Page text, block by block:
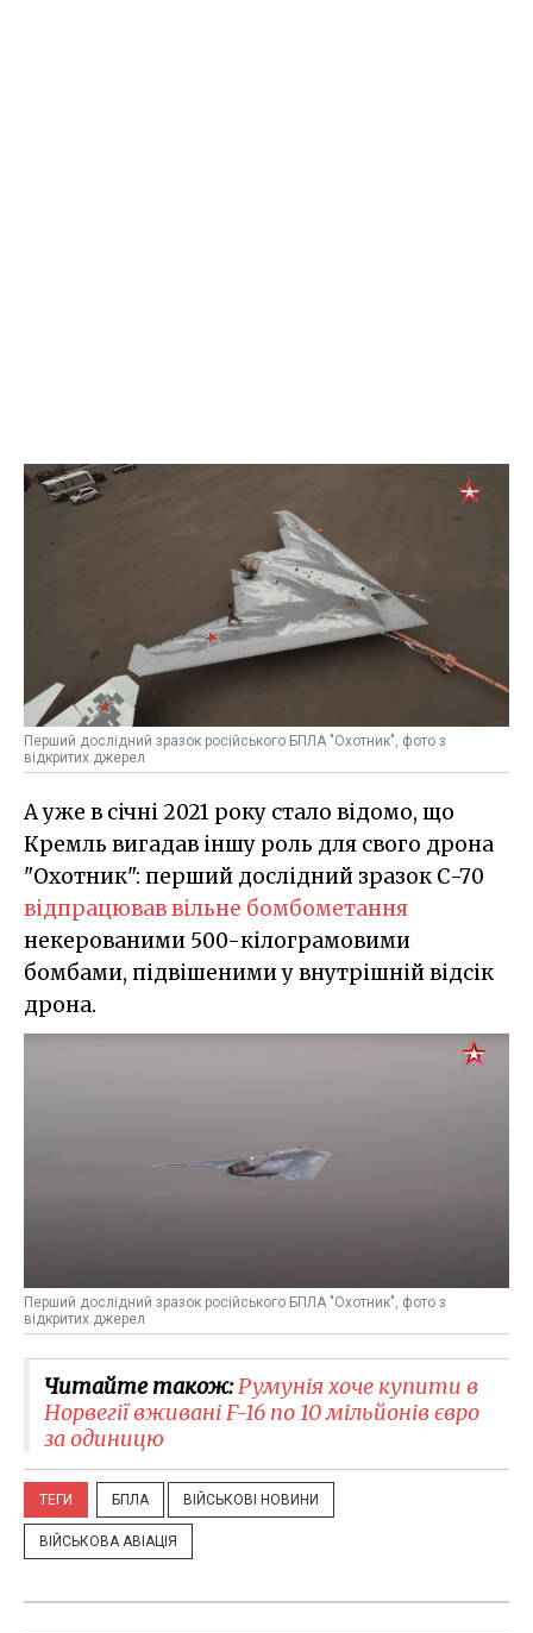
Перший дослідний зразок російського БПЛА "Охотник", фото з
відкритих джерел
А уже в січні 2021 року стало відомо, що
Кремль вигадав іншу роль для свого дрона
"Охотник": перший дослідний зразок С-70
відпрацював вільне бомбометання
некерованими 500-кілограмовими
бомбами, підвішеними у внутрішній відсік
дрона.
Перший дослідний зразок російського БПЛА "Охотник", фото з
відкритих джерел
Читайте також:Румунія хоче купити в
Норвегії вживані F-16 по 10 мільйонів євро
за одиницю
ТЕГИ БПЛА ВІЙСЬКОВІ НОВИНИ
ВІЙСЬКОВА АВІАЦІЯ